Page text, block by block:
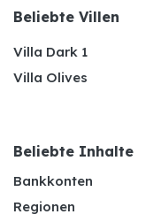
Beliebte Villen
Villa Dark 1
Villa Olives
Beliebte Inhalte
Bankkonten
Regionen